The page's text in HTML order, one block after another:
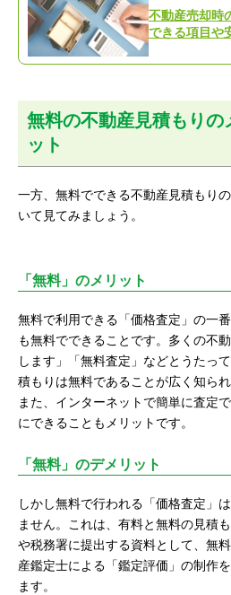
不動産売却時
できる項目や
無料の不動産見積もりの
ット
一方、無料でできる不動産見積もり
いて見てみましょう。
「無料」のメリット
無料で利用できる「価格査定」の一
も無料でできることです。多くの不
します」「無料査定」などとうたっ
積もりは無料であることが広く知られ
また、インターネットで簡単に査定
にできることもメリットです。
「無料」のデメリット
しかし無料で行われる「価格査定」
ません。これは、有料と無料の見積
や税務署に提出する資料として、無
産鑑定士による「鑑定評価」の制作
ます。